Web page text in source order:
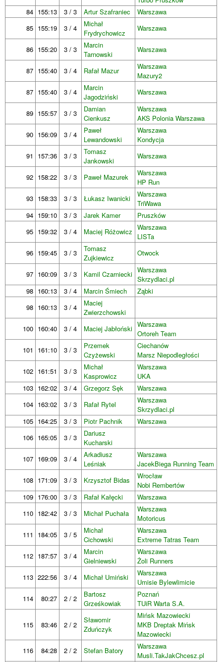
84 155:13 3 / 3 Artur Szafraniec
Warszawa
85 155:19 3 / 4
Michał
Frydrychowicz
Warszawa
86 155:20 3 / 3
Marcin
Tarnowski
Warszawa
87 155:40 3 / 4 Rafał Mazur
Warszawa
Mazury2
87 155:40 3 / 4
Marcin
Jagodziński
Warszawa
89 155:57 3 / 3
Damian
Cienkusz
Warszawa
AKS Polonia Warszawa
90 156:09 3 / 4
Paweł
Lewandowski
Warszawa
Kondycja
91
157:36 3 / 3
Tomasz
Jankowski
Warszawa
92 158:22 3 / 3 Paweł Mazurek
Warszawa
HP Run
93 158:33 3 / 3 Łukasz Iwanicki
Warszawa
TriWawa
94 159:10 3 / 3 Jarek Kamer
Pruszków
95 159:32 3 / 4 Maciej Różowicz Warszawa
LISTa
96 159:45 3 / 3
Tomasz
Zujkiewicz
Otwock
97 160:09 3 / 3 Kamil Czarniecki Warszawa
Skrzydlaci.pl
98 160:13 3 / 4 Marcin Śmiech
Ząbki
98 160:13 3 / 4
Maciej
Zwierzchowski
100 160:40 3 / 4 Maciej Jabłoński Warszawa
Ortoreh Team
101
161:10 3 / 3
Przemek
Czyżewski
Ciechanów
Marsz Niepodległości
102 161:51 3 / 3
Michał
Kasprowicz
Warszawa
UKA
103 162:02 3 / 4 Grzegorz Sęk
Warszawa
104 163:02 3 / 3 Rafał Rytel
Warszawa
Skrzydlaci.pl
105 164:25 3 / 3 Piotr Pachnik
Warszawa
106 165:05 3 / 3
Dariusz
Kucharski
107 169:09 3 / 4
Arkadiusz
Leśniak
Warszawa
JacekBiega Running Team
108 171:09 3 / 3 Krzysztof Bidas
Wrocław
Nobi Rembertów
109 176:00 3 / 3 Rafał Kałęcki
Warszawa
110 182:42 3 / 3 Michał Puchała
Warszawa
Motoricus
111
184:05 3 / 5
Michał
Cichowski
Warszawa
Extreme Tatras Team
112 187:57 3 / 4
Marcin
Gielniewski
Warszawa
Żoli Runners
113 222:56 3 / 4 Michał Umiński
Warszawa
Umisie Bylewlimicie
114
80:27 2 / 2
Bartosz
Grześkowiak
Poznań
TUiR Warta S.A.
115 83:46 2 / 2
Sławomir
Zduńczyk
Mińsk Mazowiecki
MKB Dreptak Mińsk
Mazowiecki
116
84:28 2 / 2 Stefan Batory
Warszawa
Musli.TakJakChcesz.pl